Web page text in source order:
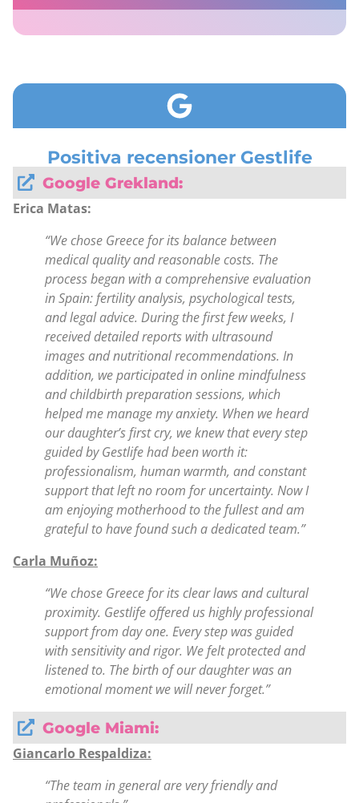
Positiva recensioner Gestlife
Google Grekland:
Erica Matas:
“We chose Greece for its balance between
medical quality and reasonable costs. The
process began with a comprehensive evaluation
in Spain: fertility analysis, psychological tests,
and legal advice. During the first few weeks, I
received detailed reports with ultrasound
images and nutritional recommendations. In
addition, we participated in online mindfulness
and childbirth preparation sessions, which
helped me manage my anxiety. When we heard
our daughter’s first cry, we knew that every step
guided by Gestlife had been worth it:
professionalism, human warmth, and constant
support that left no room for uncertainty. Now I
am enjoying motherhood to the fullest and am
grateful to have found such a dedicated team.”
Carla Muñoz:
“We chose Greece for its clear laws and cultural
proximity. Gestlife offered us highly professional
support from day one. Every step was guided
with sensitivity and rigor. We felt protected and
listened to. The birth of our daughter was an
emotional moment we will never forget.”
Google Miami:
Giancarlo Respaldiza:
“The team in general are very friendly and